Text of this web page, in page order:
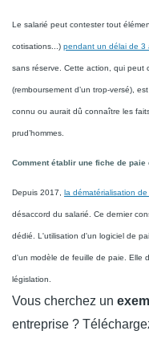
Le salarié peut contester tout
cotisations...) pendant un délai de 3
sans réserve. Cette action, qui peut
(remboursement d’un trop-versé),
connu ou aurait dû connaître les
prud’hommes.
Comment établir une fiche de paie
Depuis 2017, la dématérialisation
désaccord du salarié. Ce dernier
dédié. L'utilisation d'un logiciel de
d'un modèle de feuille de paie. Elle
législation.
Vous cherchez un
entreprise ?